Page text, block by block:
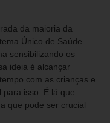
da maioria da
Único de Saúde
sensibilizando os
ideia é alcançar
com as crianças e
para isso. É lá que
que pode ser crucial